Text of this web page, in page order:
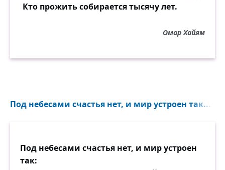
Кто прожить собирается тысячу лет.
Омар Хайям
Под небесами счастья нет, и мир устроен так...
Под небесами счастья нет, и мир устроен
так: